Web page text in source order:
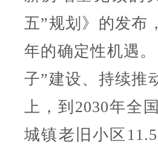
五”规划》的发布
年的确定性机遇
子”建设、持续推
上，到2030年全
城镇老旧小区